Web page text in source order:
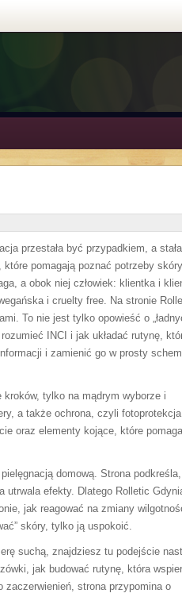
przestała być przypadkiem, a
pomagają poznać potrzeby
a obok niej człowiek: klientka i
i cruelty free. Na stronie
To nie jest tylko opowieść o
INCI i jak układać rutynę,
i zamienić go w prosty
tylko na mądrym wyborze i
a także ochrona, czyli
oraz elementy kojące, które
domową. Strona
utrwala efekty. Dlatego Rolletic
jak reagować na zmiany
skóry, tylko ją uspokoić.
suchą, znajdziesz tu podejście
jak budować rutynę, która
zaczerwienień, strona przypomina o